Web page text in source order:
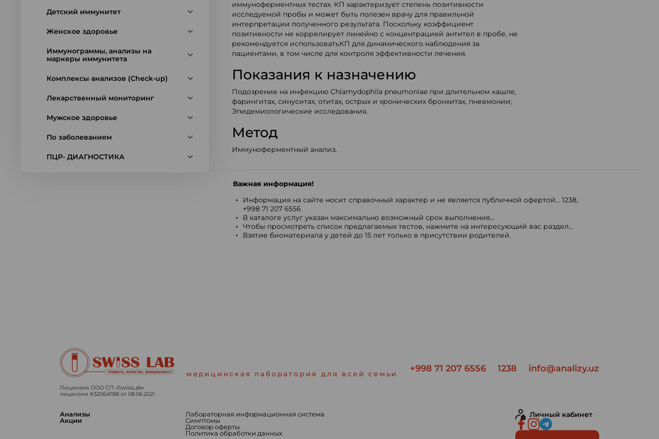
Детский иммунитет
Женское здоровье
Иммунограммы, анализы на
маркеры иммунитета
Комплексы анализов (Check-up)
Лекарственный мониторинг
Мужское здоровье
По заболеваниям
ПЦР- ДИАГНОСТИКА
иммуноферментных тестах. КП характеризует степень позитивности
исследуемой пробы и может быть полезен врачу для правильной
интерпретации полученного результата. Поскольку коэффициент
позитивности не коррелирует линейно с концентрацией антител в пробе, не
рекомендуется использоватьКП для динамического наблюдения за
пациентами, в том числе для контроля эффективности лечения.
Показания к назначению
Подозрение на инфекцию Chlamydophila pneumoniae при длительном кашле,
фарингитах, синуситах, отитах, острых и хронических бронхитах, пневмонии;
Эпидемиологические исследования.
Метод
Иммуноферментный анализ.
Важная информация!
Информация на сайте носит справочный характер и не является публичной офертой... 1238,
+998 71 207 6556
В каталоге услуг указан максимально возможный срок выполнения...
Чтобы просмотреть список предлагаемых тестов, нажмите на интересующий вас раздел...
Взятие биоматериала у детей до 15 лет только в присутствии родителей.
медицинская лаборатория для всей семьи +998 71 207 6556 1238 info@analizy.uz
Лицензия ООО СП «SwissLab»
лицензия #32064788 от 08.06.2021
Анализы
Акции
Лабораторная информационная система
Симптомы
Договор оферты
Политика обработки данных
Личный кабинет